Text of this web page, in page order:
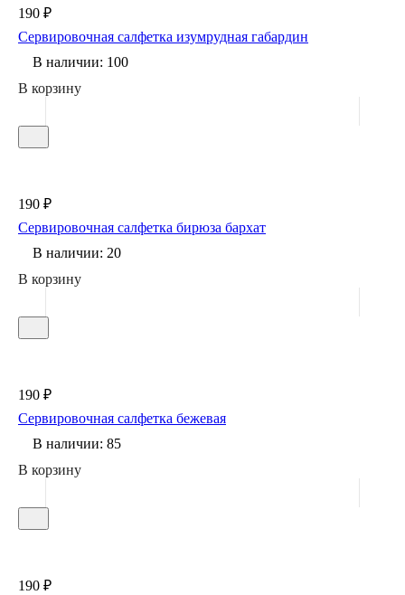
190 ₽
Сервировочная салфетка изумрудная габардин
В наличии: 100
В корзину
190 ₽
Сервировочная салфетка бирюза бархат
В наличии: 20
В корзину
190 ₽
Сервировочная салфетка бежевая
В наличии: 85
В корзину
190 ₽